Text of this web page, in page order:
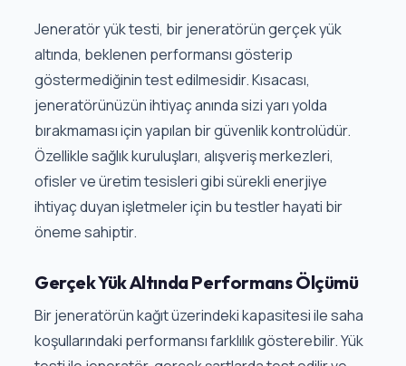
Jeneratör yük testi, bir jeneratörün gerçek yük
altında, beklenen performansı gösterip
göstermediğinin test edilmesidir. Kısacası,
jeneratörünüzün ihtiyaç anında sizi yarı yolda
bırakmaması için yapılan bir güvenlik kontrolüdür.
Özellikle sağlık kuruluşları, alışveriş merkezleri,
ofisler ve üretim tesisleri gibi sürekli enerjiye
ihtiyaç duyan işletmeler için bu testler hayati bir
öneme sahiptir.
Gerçek Yük Altında Performans Ölçümü
Bir jeneratörün kağıt üzerindeki kapasitesi ile saha
koşullarındaki performansı farklılık gösterebilir. Yük